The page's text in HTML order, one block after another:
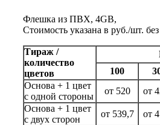
Флешка из ПВХ, 4GB,
Стоимость указана в руб./шт.
Тираж /
количество
цветов
100
Основа + 1 цвет
с одной стороны
от 520 от
Основа + 1 цвет
с двух сторон
от 539,7 от